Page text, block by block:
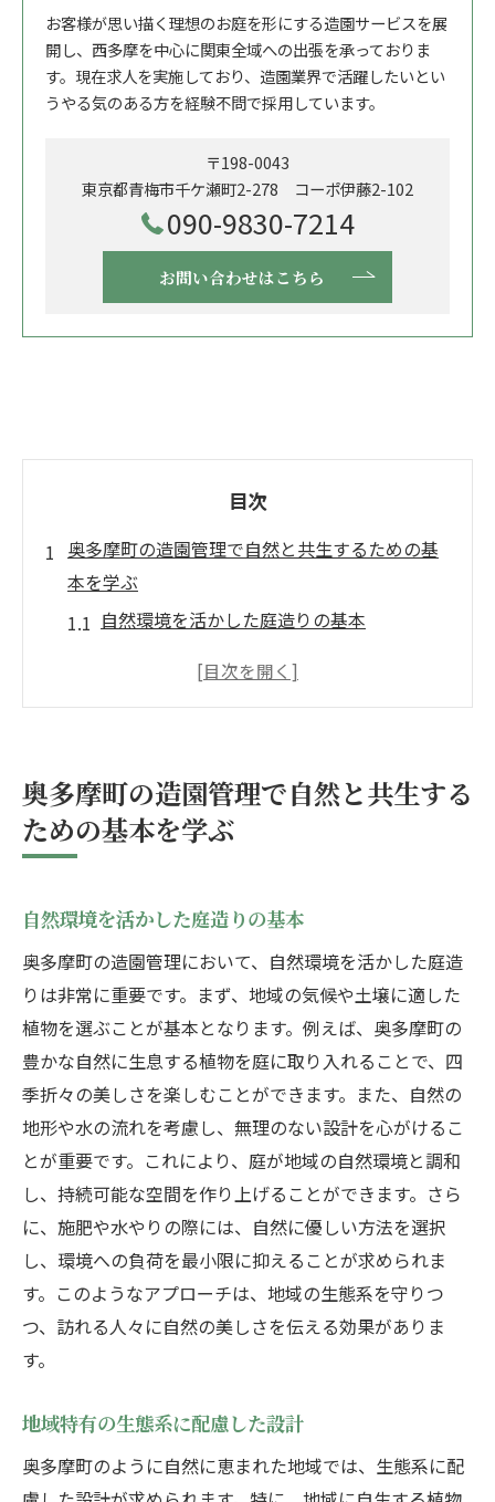
お客様が思い描く理想のお庭を形にする造園サービスを展
開し、西多摩を中心に関東全域への出張を承っておりま
す。現在求人を実施しており、造園業界で活躍したいとい
うやる気のある方を経験不問で採用しています。
〒198-0043
東京都青梅市千ケ瀬町2-278 コーポ伊藤2-102
090-9830-7214
お問い合わせはこちら
目次
奥多摩町の造園管理で自然と共生するための基
本を学ぶ
自然環境を活かした庭造りの基本
地域特有の生態系に配慮した設計
地域住民と協力した緑化活動
地元の気候と土壌に適した植物選びのコツ
土壌の種類と適切な改良方法
四季に応じた植物の選び方
病害虫に強い植物の選定基準
地域性を重視した植栽計画
自然災害に強い庭づくり
奥多摩町の四季を彩る庭づくりの秘訣
春の花々で彩る庭のデザイン
夏の清涼感溢れる緑の使い方
秋の紅葉を活かした景観設計
冬でも楽しめる植栽選び
年間を通じた庭のメンテナンス
季節の移ろいを感じる庭の魅力
エコロジカルな庭造りの実現
再生可能な素材の活用法
奥多摩町の造園管理で自然と共生する
ための基本を学ぶ
自然環境を活かした庭造りの基本
奥多摩町の造園管理において、自然環境を活かした庭造
りは非常に重要です。まず、地域の気候や土壌に適した
植物を選ぶことが基本となります。例えば、奥多摩町の
豊かな自然に生息する植物を庭に取り入れることで、四
季折々の美しさを楽しむことができます。また、自然の
地形や水の流れを考慮し、無理のない設計を心がけるこ
とが重要です。これにより、庭が地域の自然環境と調和
し、持続可能な空間を作り上げることができます。さら
に、施肥や水やりの際には、自然に優しい方法を選択
し、環境への負荷を最小限に抑えることが求められま
す。このようなアプローチは、地域の生態系を守りつ
つ、訪れる人々に自然の美しさを伝える効果がありま
す。
地域特有の生態系に配慮した設計
奥多摩町のように自然に恵まれた地域では、生態系に配